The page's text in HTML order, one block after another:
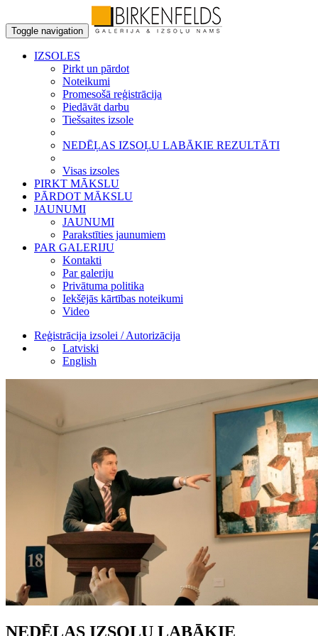
Toggle navigation
IZSOLES
Pirkt un pārdot
Noteikumi
Promesošā reģistrācija
Piedāvāt darbu
Tiešsaites izsole
NEDĒĻAS IZSOĻU LABĀKIE REZULTĀTI
Visas izsoles
PIRKT MĀKSLU
PĀRDOT MĀKSLU
JAUNUMI
JAUNUMI
Parakstīties jaunumiem
PAR GALERIJU
Kontakti
Par galeriju
Privātuma politika
Iekšējās kārtības noteikumi
Video
Reģistrācija izsolei / Autorizācija
Latviski
English
NEDĒĻAS IZSOĻU LABĀKIE